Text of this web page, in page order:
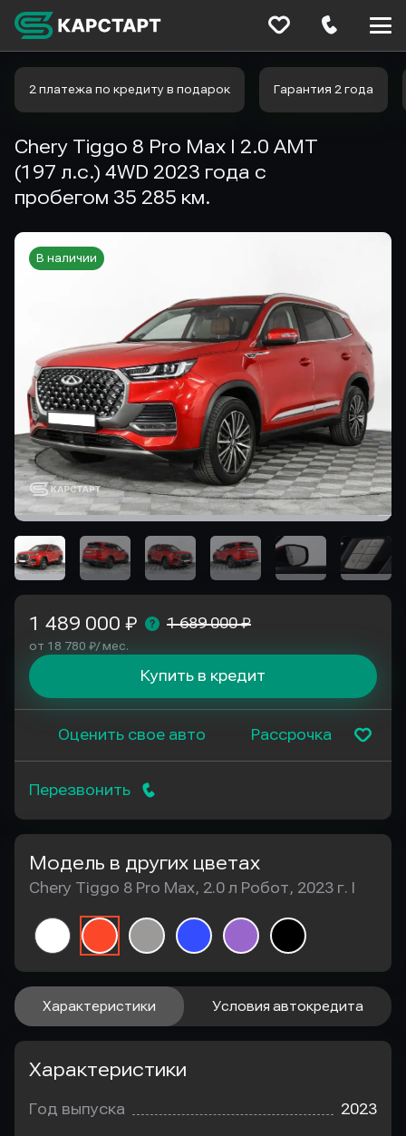
2 платежа по кредиту в подарок Гарантия 2 года
Chery Tiggo 8 Pro Max I 2.0 AMT
(197 л.с.) 4WD 2023 года с
пробегом 35 285 км.
В наличии
1 489 000 ₽ 1 689 000 ₽
от 18 780 ₽/ мес.
Купить в кредит
Оценить свое авто Рассрочка
Перезвонить
Модель в других цветах
Chery Tiggo 8 Pro Max, 2.0 л Робот, 2023 г. I
Характеристики Условия автокредита
Характеристики
Год выпуска 2023